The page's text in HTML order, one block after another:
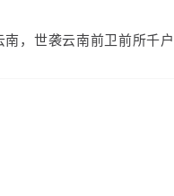
，世袭云南前卫前所千户